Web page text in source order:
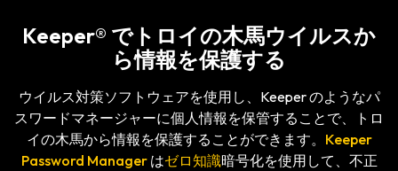
Keeper® でトロイの木馬ウイルスか
ら情報を保護する
ウイルス対策ソフトウェアを使用し、Keeper のようなパ
スワードマネージャーに個人情報を保管することで、トロ
イの木馬から情報を保護することができます。 Keeper
Password Managerはゼロ知識暗号化を使用して、不正